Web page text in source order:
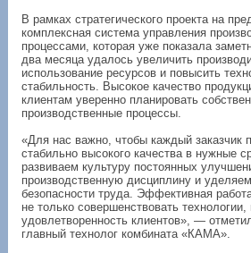
В рамках стратегического проекта на
комплексная система управления
процессами, которая уже показала
два месяца удалось увеличить
использование ресурсов и повысить
стабильность. Высокое качество
клиентам уверенно планировать
производственные процессы.
«Для нас важно, чтобы каждый заказчик
стабильно высокого качества в нужные
развиваем культуру постоянных
производственную дисциплину и
безопасности труда. Эффективная
не только совершенствовать
удовлетворенность клиентов», —
главный технолог комбината «КАМА».